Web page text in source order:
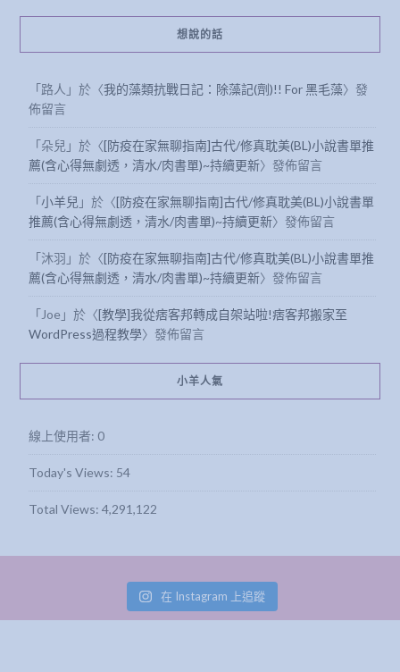
想說的話
「路人 」於〈我的藻類抗戰日記：除藻記(劑)!! For 黑毛藻〉發
佈留言
「朵兒 」於〈[防疫在家無聊指南]古代/修真耽美(BL)小說書單推
薦(含心得無劇透，清水/肉書單)~持續更新〉發佈留言
「小羊兒 」於〈[防疫在家無聊指南]古代/修真耽美(BL)小說書單
推薦(含心得無劇透，清水/肉書單)~持續更新〉發佈留言
「沐羽 」於〈[防疫在家無聊指南]古代/修真耽美(BL)小說書單推
薦(含心得無劇透，清水/肉書單)~持續更新〉發佈留言
「Joe 」於〈[教學]我從痞客邦轉成自架站啦!痞客邦搬家至
WordPress過程教學〉發佈留言
小羊人氣
線上使用者: 0
Today's Views: 54
Total Views: 4,291,122
在 Instagram 上追蹤